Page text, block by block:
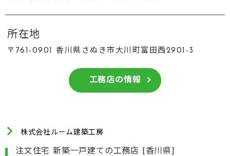
所在地
〒761-0901 香川県さぬき市大川町富田西2901-3
工務店の情報
株式会社ルーム建築工房
注文住宅 新築一戸建ての工務店 [香川県]